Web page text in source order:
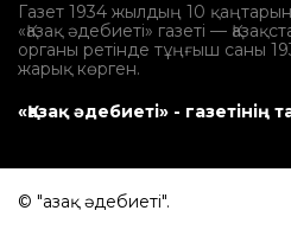
Газет 1934 жылдың 10
«Қазақ әдебиеті» газеті —
органы ретінде тұңғыш саны
жарық көрген.
«Қазақ әдебиеті» - газетінің
© "Қазақ әдебиеті".